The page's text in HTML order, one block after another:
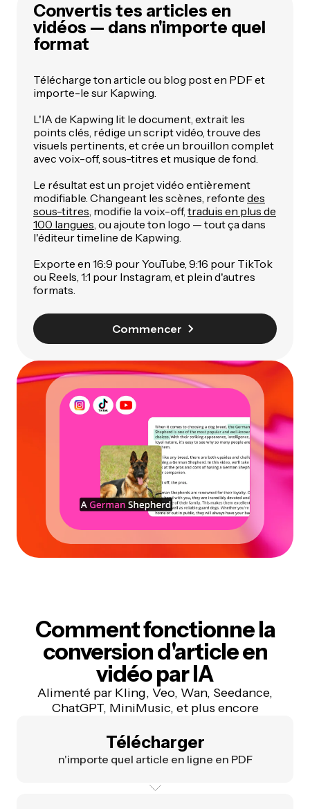
Convertis tes articles en
vidéos — dans n'importe quel
format
Télécharge ton article ou blog post en PDF et
importe-le sur Kapwing.
L'IA de Kapwing lit le document, extrait les
points clés, rédige un script vidéo, trouve des
visuels pertinents, et crée un brouillon complet
avec voix-off, sous-titres et musique de fond.
Le résultat est un projet vidéo entièrement
modifiable. Changeant les scènes, refonte des
sous-titres, modifie la voix-off, traduis en plus de
100 langues, ou ajoute ton logo — tout ça dans
l'éditeur timeline de Kapwing.
Exporte en 16:9 pour YouTube, 9:16 pour TikTok
ou Reels, 1:1 pour Instagram, et plein d'autres
formats.
Commencer
Comment fonctionne la
conversion d'article en
vidéo par IA
Alimenté par Kling, Veo, Wan, Seedance,
ChatGPT, MiniMusic, et plus encore
Télécharger
n'importe quel article en ligne en PDF